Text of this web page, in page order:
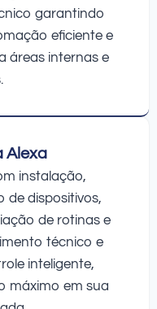
garantindo
eficiente e
áreas internas e
Alexa
instalação,
de dispositivos,
de rotinas e
técnico e
inteligente,
máximo em sua